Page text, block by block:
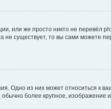
или же просто никто не перевёл
не существует, то вы сами
Одно из них может относиться к
более крупное, изображение